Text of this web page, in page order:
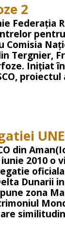
2
Federaţia
Comisia
Tergnier,
Iniţiat
din
2010 o
oficiala
Dunarii
zona